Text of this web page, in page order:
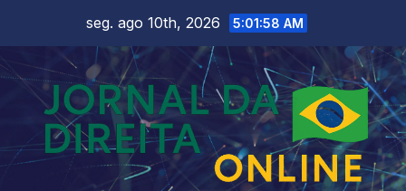
content
seg. ago 10th, 2026 5:02:00 AM